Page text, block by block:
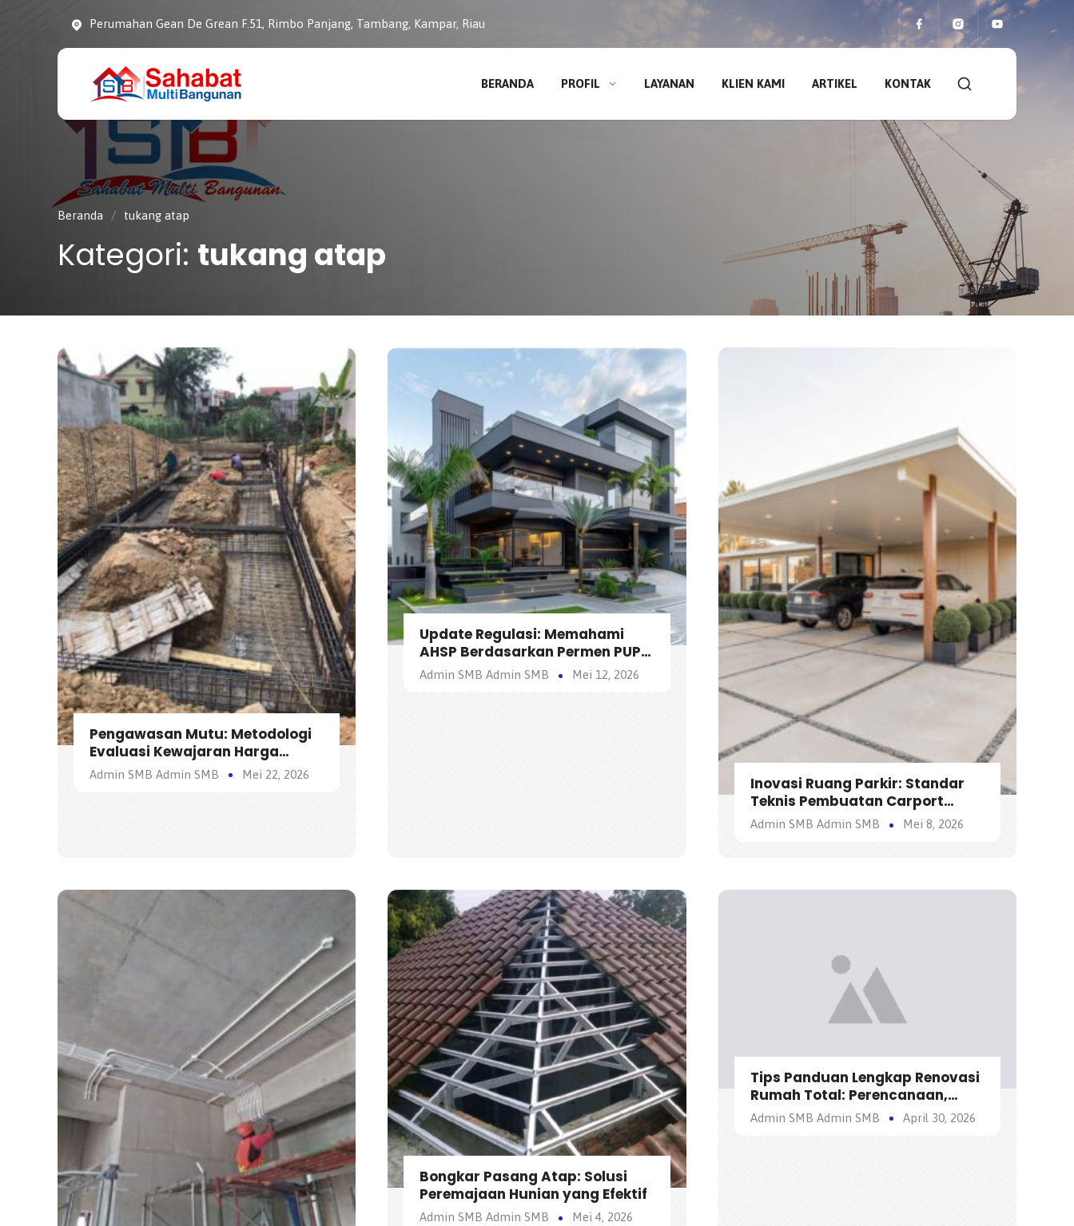
Perumahan Gean De Grean F.51, Rimbo Panjang, Tambang, Kampar, Riau
CV. SAHABAT
MULTI
BANGUNAN
Sahabat Pembangunan
Anda
BERANDA PROFIL LAYANAN KLIEN KAMI ARTIKEL KONTAK
Beranda / tukang atap
Kategori: tukang atap
Pengawasan Mutu: Metodologi
Evaluasi Kewajaran Harga
Satuan Penawaran Kontraktor
Admin SMB Admin SMB Mei 22, 2026
Update Regulasi: Memahami
AHSP Berdasarkan Permen PUPR
Terbaru dalam Konstruksi
Admin SMB Admin SMB Mei 12, 2026
Inovasi Ruang Parkir: Standar
Teknis Pembuatan Carport
Berkualitas
Admin SMB Admin SMB Mei 8, 2026
Bongkar Pasang Atap: Solusi
Peremajaan Hunian yang Efektif
Admin SMB Admin SMB Mei 4, 2026
Tips Panduan Lengkap Renovasi
Rumah Total: Perencanaan,
Biaya, dan Tahapan Pengerjaan
Admin SMB Admin SMB April 30, 2026